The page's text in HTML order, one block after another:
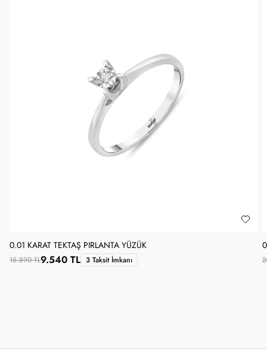
0.01 KARAT TEKTAŞ PIRLANTA YÜZÜK
15.890 TL9.540 TL 3 Taksit İmkanı